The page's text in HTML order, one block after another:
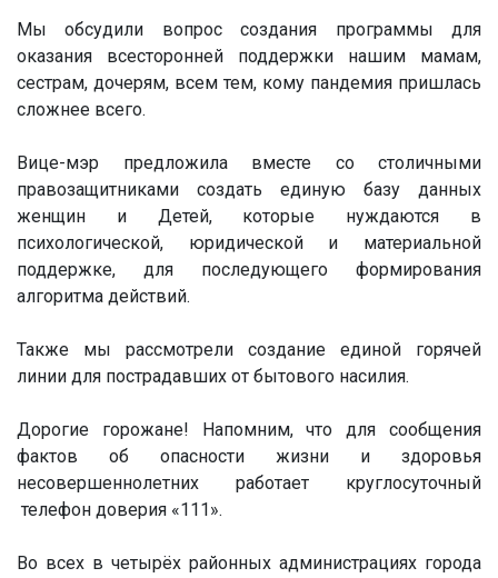
Мы обсудили вопрос создания программы для
оказания всесторонней поддержки нашим мамам,
сестрам, дочерям, всем тем, кому пандемия пришлась
сложнее всего.
Вице-мэр предложила вместе со столичными
правозащитниками создать единую базу данных
женщин и Детей, которые нуждаются в
психологической, юридической и материальной
поддержке, для последующего формирования
алгоритма действий.
Также мы рассмотрели создание единой горячей
линии для пострадавших от бытового насилия.
Дорогие горожане! Напомним, что для сообщения
фактов об опасности жизни и здоровья
несовершеннолетних работает круглосуточный
телефон доверия «111».
Во всех в четырёх районных администрациях города